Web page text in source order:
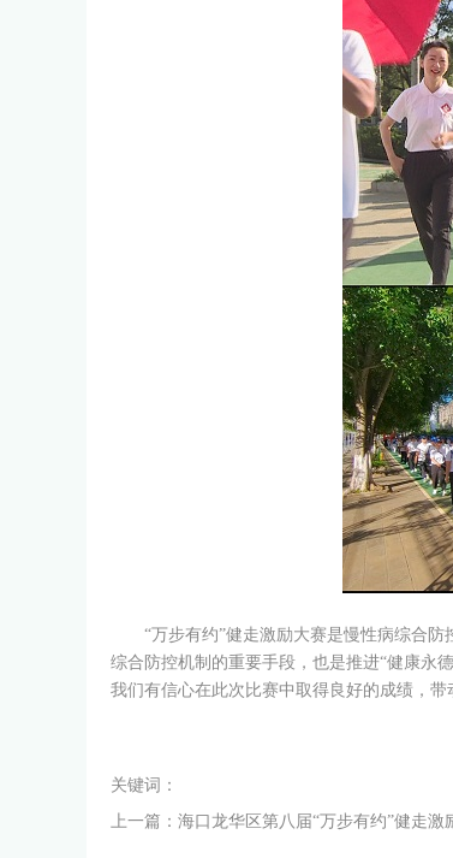
“万步有约”健走激励大赛是慢性病综合防
综合防控机制的重要手段，也是推进“健康永
我们有信心在此次比赛中取得良好的成绩，
关键词：
上一篇： 海口龙华区第八届“万步有约”健走激